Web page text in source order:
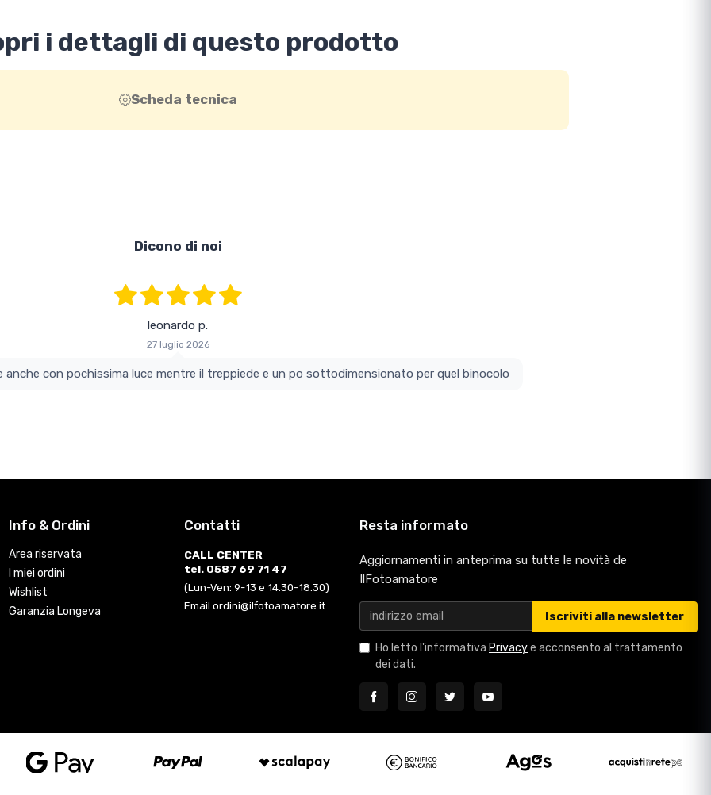
i dettagli di questo prodotto
Scheda tecnica
Dicono di noi
leonardo p.
27 luglio 2026
e perfetto si vede anche con pochissima luce mentre il treppiede e un po sottodimensionato per quel binocolo
Info & Ordini
Area riservata
I miei ordini
Wishlist
Garanzia Longeva
Contatti
CALL CENTER
tel. 0587 69 71 47
(Lun-Ven: 9-13 e 14.30-18.30)
Email ordini@ilfotoamatore.it
Resta informato
Aggiornamenti in anteprima su tutte le novità de
IlFotoamatore
Iscriviti alla newsletter
Ho letto l'informativa Privacye acconsento al trattamento
dei dati.